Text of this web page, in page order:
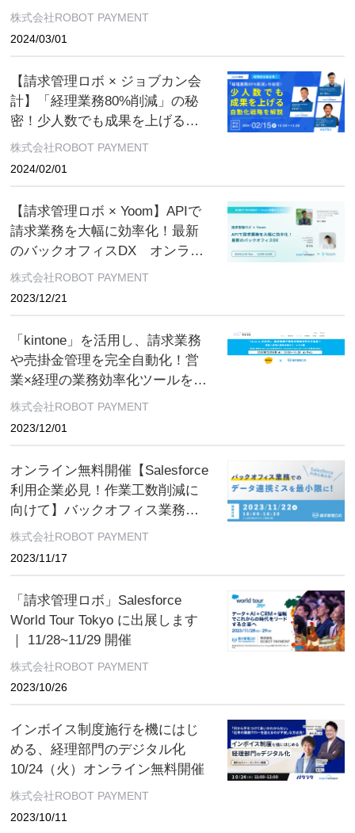
業×経理の業務効率化ツールを公
株式会社ROBOT PAYMENT
2024/03/01
【請求管理ロボ × ジョブカン会
計】「経理業務80%削減」の秘
密！少人数でも成果を上げる自
動化戦略を解説 オンライン無
株式会社ROBOT PAYMENT
2024/02/01
【請求管理ロボ × Yoom】APIで
請求業務を大幅に効率化！最新
のバックオフィスDX オンライ
ン無料開催
株式会社ROBOT PAYMENT
2023/12/21
「kintone」を活用し、請求業務
や売掛金管理を完全自動化！営
業×経理の業務効率化ツールを公
開 オンライン無料開催
株式会社ROBOT PAYMENT
2023/12/01
オンライン無料開催【Salesforce
利用企業必見！作業工数削減に
向けて】バックオフィス業務で
のデータ連携ミスを最小限に！
株式会社ROBOT PAYMENT
2023/11/17
「請求管理ロボ」Salesforce
World Tour Tokyo に出展します
｜ 11/28~11/29 開催
株式会社ROBOT PAYMENT
2023/10/26
インボイス制度施行を機にはじ
める、経理部門のデジタル化
10/24（火）オンライン無料開催
株式会社ROBOT PAYMENT
2023/10/11